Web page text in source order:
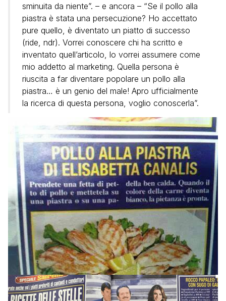
sminuita da niente”. – e ancora – “Se il pollo alla
piastra è stata una persecuzione? Ho accettato
pure quello, è diventato un piatto di successo
(ride, ndr). Vorrei conoscere chi ha scritto e
inventato quell’articolo, lo vorrei assumere come
mio addetto al marketing. Quella persona è
riuscita a far diventare popolare un pollo alla
piastra… è un genio del male! Apro ufficialmente
la ricerca di questa persona, voglio conoscerla”.